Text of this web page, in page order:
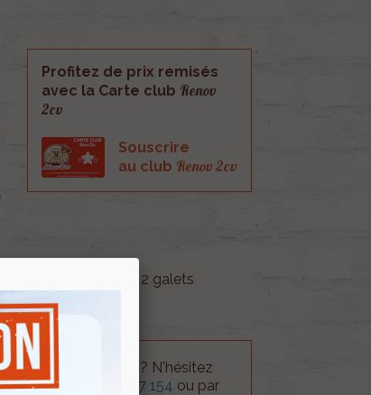
Profitez de prix remisés
avec la Carte club Renov
2cv
Souscrire
au club Renov 2cv
2 courroies et les 2 galets
sur le produit ? N'hésitez
au
0254 277 154 ou par